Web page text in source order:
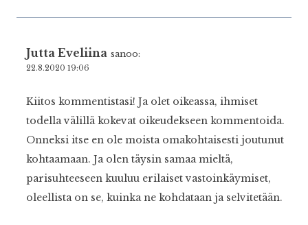
Jutta Eveliina sanoo:
22.8.2020 19:06
Kiitos kommentistasi! Ja olet oikeassa, ihmiset
todella välillä kokevat oikeudekseen kommentoida.
Onneksi itse en ole moista omakohtaisesti joutunut
kohtaamaan. Ja olen täysin samaa mieltä,
parisuhteeseen kuuluu erilaiset vastoinkäymiset,
oleellista on se, kuinka ne kohdataan ja selvitetään.